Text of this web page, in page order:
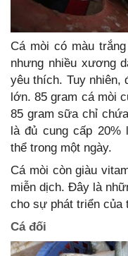
Cá mòi có màu
nhưng nhiều xương
yêu thích. Tuy nhiên,
lớn. 85 gram cá mòi
85 gram sữa chỉ
là đủ cung cấp
thể trong một ngày.
Cá mòi còn giàu
miễn dịch. Đây là
cho sự phát triển của
Cá đối